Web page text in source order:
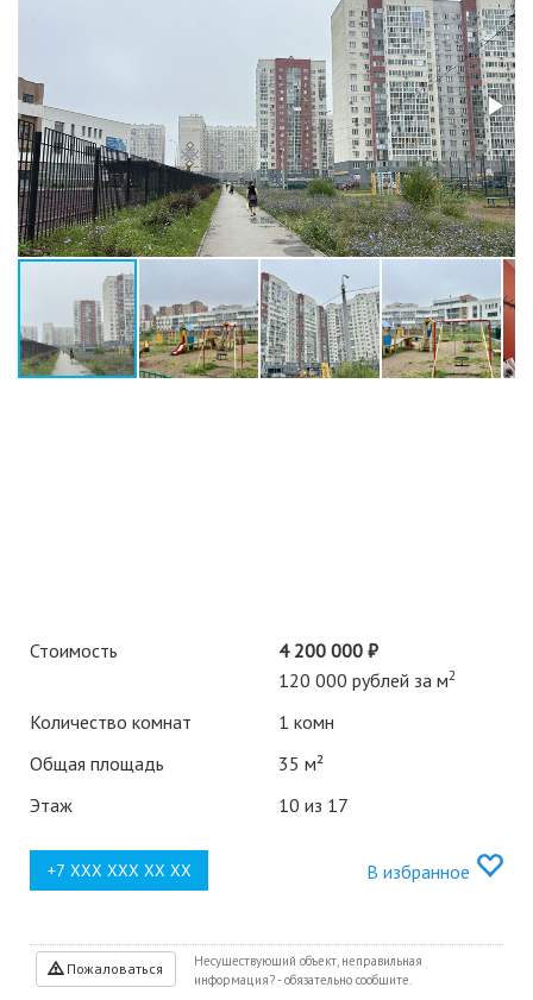
Стоимость
4 200 000 ₽
120 000 рублей за м2
Количество комнат
1 комн
Общая площадь
35 м²
Этаж
10 из 17
В избранное
Пожаловаться
Несуществующий объект, неправильная
информация? - обязательно сообщите.